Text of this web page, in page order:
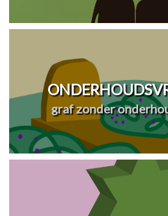
graf zonder